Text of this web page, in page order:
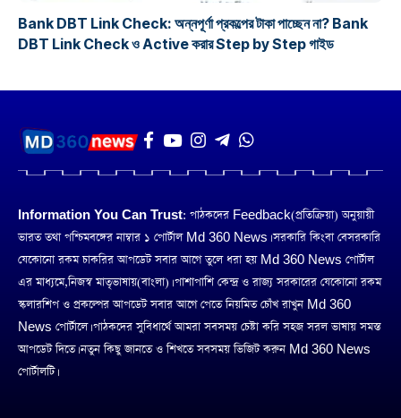
Bank DBT Link Check: অন্নপূর্ণা প্রকল্পের টাকা পাচ্ছেন না? Bank
DBT Link Check ও Active করার Step by Step গাইড
Information You Can Trust: পাঠকদের Feedback(প্রতিক্রিয়া) অনুয়ায়ী
ভারত তথা পশ্চিমবঙ্গের নাম্বার ১ পোর্টাল Md 360 News। সরকারি কিংবা বেসরকারি
যেকোনো রকম চাকরির আপডেট সবার আগে তুলে ধরা হয় Md 360 News পোর্টাল
এর মাধ্যমে,নিজস্ব মাতৃভাষায়(বাংলা)। পাশাপাশি কেন্দ্র ও রাজ্য সরকারের যেকোনো রকম
স্কলারশিপ ও প্রকল্পের আপডেট সবার আগে পেতে নিয়মিত চোঁখ রাখুন Md 360
News পোর্টালে। পাঠকদের সুবিধার্থে আমরা সবসময় চেষ্টা করি সহজ সরল ভাষায় সমস্ত
আপডেট দিতে। নতুন কিছু জানতে ও শিখতে সবসময় ভিজিট করুন Md 360 News
পোর্টালটি।